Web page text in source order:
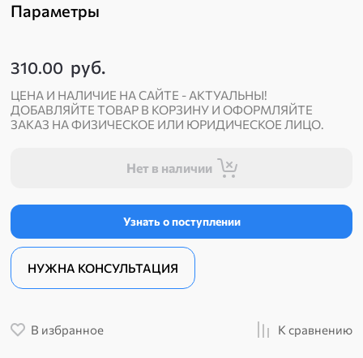
Параметры
310.00 руб.
ЦЕНА И НАЛИЧИЕ НА САЙТЕ - АКТУАЛЬНЫ!
ДОБАВЛЯЙТЕ ТОВАР В КОРЗИНУ И ОФОРМЛЯЙТЕ
ЗАКАЗ НА ФИЗИЧЕСКОЕ ИЛИ ЮРИДИЧЕСКОЕ ЛИЦО.
Нет в наличии
Узнать о поступлении
НУЖНА КОНСУЛЬТАЦИЯ
В избранное К сравнению